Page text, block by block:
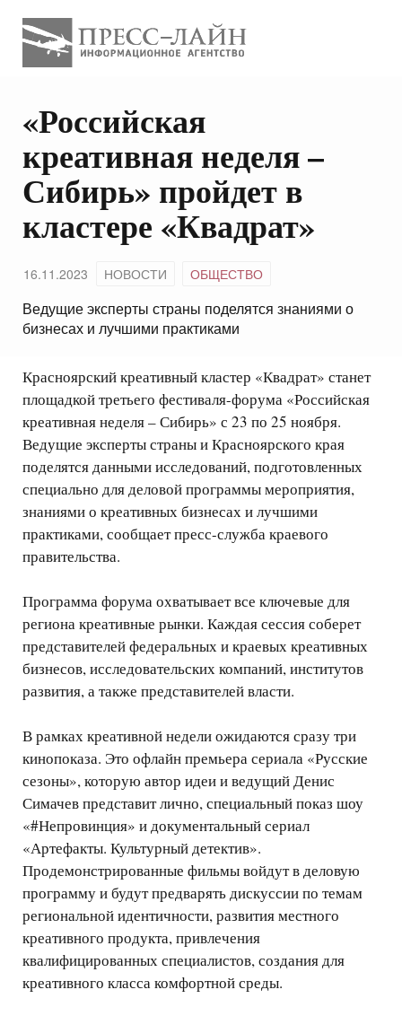
«Российская
креативная неделя –
Сибирь» пройдет в
кластере «Квадрат»
16.11.2023 НОВОСТИ ОБЩЕСТВО
Ведущие эксперты страны поделятся знаниями о
бизнесах и лучшими практиками
Красноярский креативный кластер «Квадрат» станет
площадкой третьего фестиваля-форума «Российская
креативная неделя – Сибирь» с 23 по 25 ноября.
Ведущие эксперты страны и Красноярского края
поделятся данными исследований, подготовленных
специально для деловой программы мероприятия,
знаниями о креативных бизнесах и лучшими
практиками, сообщает пресс-служба краевого
правительства.
Программа форума охватывает все ключевые для
региона креативные рынки. Каждая сессия соберет
представителей федеральных и краевых креативных
бизнесов, исследовательских компаний, институтов
развития, а также представителей власти.
В рамках креативной недели ожидаются сразу три
кинопоказа. Это офлайн премьера сериала «Русские
сезоны», которую автор идеи и ведущий Денис
Симачев представит лично, специальный показ шоу
«#Непровинция» и документальный сериал
«Артефакты. Культурный детектив».
Продемонстрированные фильмы войдут в деловую
программу и будут предварять дискуссии по темам
региональной идентичности, развития местного
креативного продукта, привлечения
квалифицированных специалистов, создания для
креативного класса комфортной среды.